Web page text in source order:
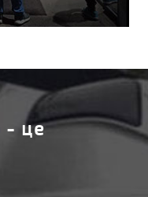
- це